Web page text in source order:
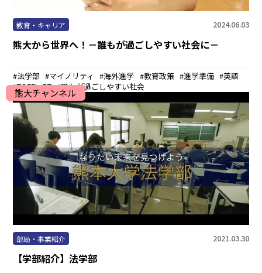
教育・キャリア 2024.06.03
熊大から世界へ！－誰もが過ごしやすい社会に－
法学部 マイノリティ 海外進学 教育政策 進学準備
英語
TOEFL iBT
誰もが過ごしやすい社会
熊大チャンネル
部局・事業紹介 2021.03.30
【学部紹介】法学部